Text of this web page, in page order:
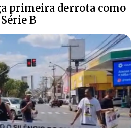
primeira derrota como
B